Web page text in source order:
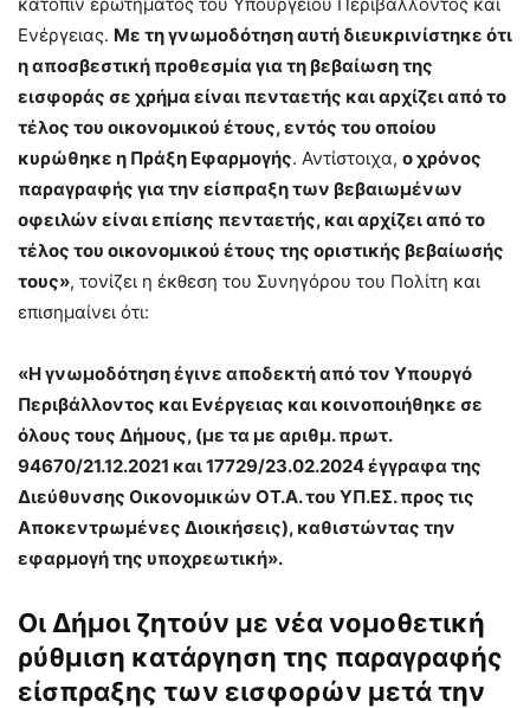
Ενέργειας. Με τη γνωμοδότηση αυτή διευκρινίστηκε ότι
η αποσβεστική προθεσμία για τη βεβαίωση της
εισφοράς σε χρήμα είναι πενταετής και αρχίζει από το
τέ­λος του οικονομικού έτους, εντός του οποίου
κυρώθηκε η Πράξη Εφαρμο­γής. Αντίστοιχα, ο χρόνος
παραγραφής για την είσπραξη των βεβαιωμένων
οφειλών είναι επίσης πενταετής, και αρχίζει από το
τέλος του οικονομικού έτους της οριστικής βεβαίωσής
τους», τονίζει η έκθεση του Συνηγόρου του Πολίτη και
επισημαίνει ότι:
«Η γνωμοδότηση έγινε αποδεκτή από τον Υπουργό
Περιβάλλοντος και Ενέργειας και κοινοποιήθηκε σε
όλους τους Δή­μους, (με τα με αριθμ. πρωτ.
94670/21.12.2021 και 17729/23.02.2024 έγγραφα της
Διεύθυνσης Οικονομικών ΟΤ.Α. του ΥΠ.ΕΣ. προς τις
Αποκεντρωμένες Διοικήσεις), καθιστώντας την
εφαρμογή της υποχρεωτική».
Οι Δήμοι ζητούν με νέα νομοθετική
ρύθμιση κατάργηση της παραγραφής
είσπραξης των εισφορών μετά την